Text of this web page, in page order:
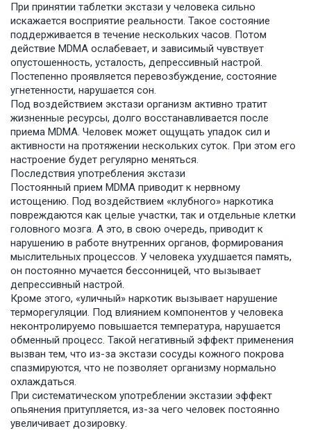
При принятии таблетки экстази у человека сильно
искажается восприятие реальности. Такое состояние
поддерживается в течение нескольких часов. Потом
действие MDMA ослабевает, и зависимый чувствует
опустошенность, усталость, депрессивный настрой.
Постепенно проявляется перевозбуждение, состояние
угнетенности, нарушается сон.
Под воздействием экстази организм активно тратит
жизненные ресурсы, долго восстанавливается после
приема MDMA. Человек может ощущать упадок сил и
активности на протяжении нескольких суток. При этом его
настроение будет регулярно меняться.
Последствия употребления экстази
Постоянный прием MDMA приводит к нервному
истощению. Под воздействием «клубного» наркотика
повреждаются как целые участки, так и отдельные клетки
головного мозга. А это, в свою очередь, приводит к
нарушению в работе внутренних органов, формирования
мыслительных процессов. У человека ухудшается память,
он постоянно мучается бессонницей, что вызывает
депрессивный настрой.
Кроме этого, «уличный» наркотик вызывает нарушение
терморегуляции. Под влиянием компонентов у человека
неконтролируемо повышается температура, нарушается
обменный процесс. Такой негативный эффект применения
вызван тем, что из-за экстази сосуды кожного покрова
спазмируются, что не позволяет организму нормально
охлаждаться.
При систематическом употреблении экстазии эффект
опьянения притупляется, из-за чего человек постоянно
увеличивает дозировку.